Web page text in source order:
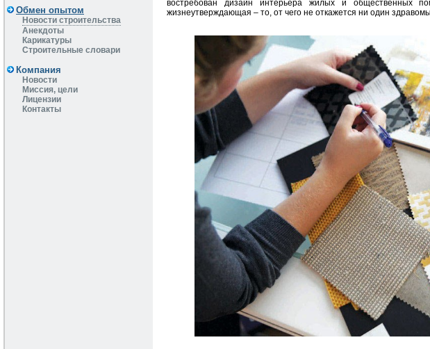
Обмен опытом
Новости строительства
Анекдоты
Карикатуры
Строительные словари
Компания
Новости
Миссия, цели
Лицензии
Контакты
востребован дизайн интерьера жилых и общественных
жизнеутверждающая – то, от чего не откажется ни один